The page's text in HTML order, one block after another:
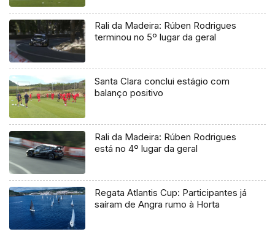
Rali da Madeira: Rúben Rodrigues
terminou no 5º lugar da geral
Santa Clara conclui estágio com
balanço positivo
Rali da Madeira: Rúben Rodrigues
está no 4º lugar da geral
Regata Atlantis Cup: Participantes já
saíram de Angra rumo à Horta